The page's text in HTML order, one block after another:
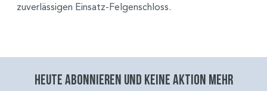
zuverlässigen Einsatz-Felgenschloss.
Heute abonnieren und keine aktion mehr